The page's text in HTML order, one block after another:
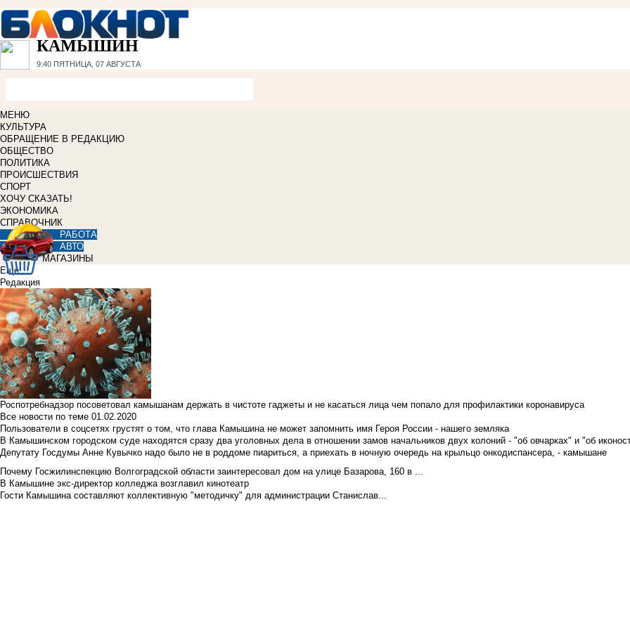
КАМЫШИН
9:40 ПЯТНИЦА, 07 АВГУСТА
МЕНЮ
КУЛЬТУРА
ОБРАЩЕНИЕ В РЕДАКЦИЮ
ОБЩЕСТВО
ПОЛИТИКА
ПРОИСШЕСТВИЯ
СПОРТ
ХОЧУ СКАЗАТЬ!
ЭКОНОМИКА
СПРАВОЧНИК
РАБОТА
АВТО
МАГАЗИНЫ
Еще
Редакция
Роспотребнадзор посоветовал камышанам держать в чистоте гаджеты и не касаться лица чем попало для профилактики коронавируса
Все новости по теме 01.02.2020
Пользователи в соцсетях грустят о том, что глава Камышина не может запомнить имя Героя России - нашего земляка
В Камышинском городском суде находятся сразу два уголовных дела в отношении замов начальников двух колоний - "об овчарках" и "об
Депутату Госдумы Анне Кувычко надо было не в роддоме пиариться, а приехать в ночную очередь на крыльцо онкодиспансера, - камышане
Почему Госжилинспекцию Волгоградской области заинтересовал дом на улице Базарова, 160 в ...
В Камышине экс-директор колледжа возглавил кинотеатр
Гости Камышина составляют коллективную "методичку" для администрации Станислав...